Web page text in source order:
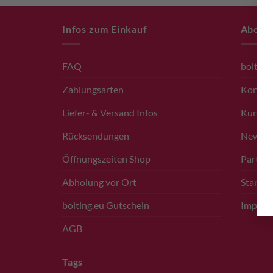
Infos zum Einkauf
FAQ
Zahlungsarten
Liefer- & Versand Infos
Rücksendungen
Öffnungszeiten Shop
Abholung vor Ort
bolting.eu Gutschein
AGB
About
Kontakt
Kunden
Partner
Tags